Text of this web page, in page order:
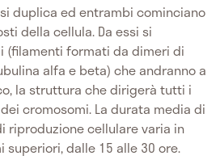
duplica ed entrambi cominciano
della cellula. Da essi si
(filamenti formati da dimeri di
alfa e beta) che andranno a
la struttura che dirigerà tutti i
cromosomi. La durata media di
riproduzione cellulare varia in
superiori, dalle 15 alle 30 ore.